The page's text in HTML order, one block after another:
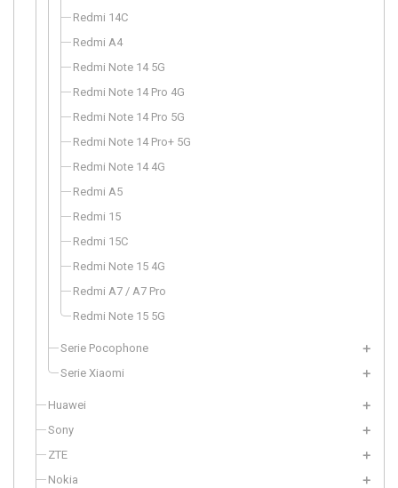
Redmi 14C
Redmi A4
Redmi Note 14 5G
Redmi Note 14 Pro 4G
Redmi Note 14 Pro 5G
Redmi Note 14 Pro+ 5G
Redmi Note 14 4G
Redmi A5
Redmi 15
Redmi 15C
Redmi Note 15 4G
Redmi A7 / A7 Pro
Redmi Note 15 5G
Serie Pocophone
Serie Xiaomi
Huawei
Sony
ZTE
Nokia